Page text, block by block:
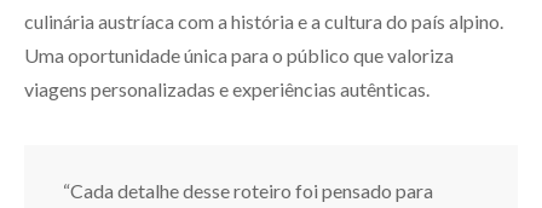
culinária austríaca com a história e a cultura do país alpino.
Uma oportunidade única para o público que valoriza
viagens personalizadas e experiências autênticas.
“Cada detalhe desse roteiro foi pensado para